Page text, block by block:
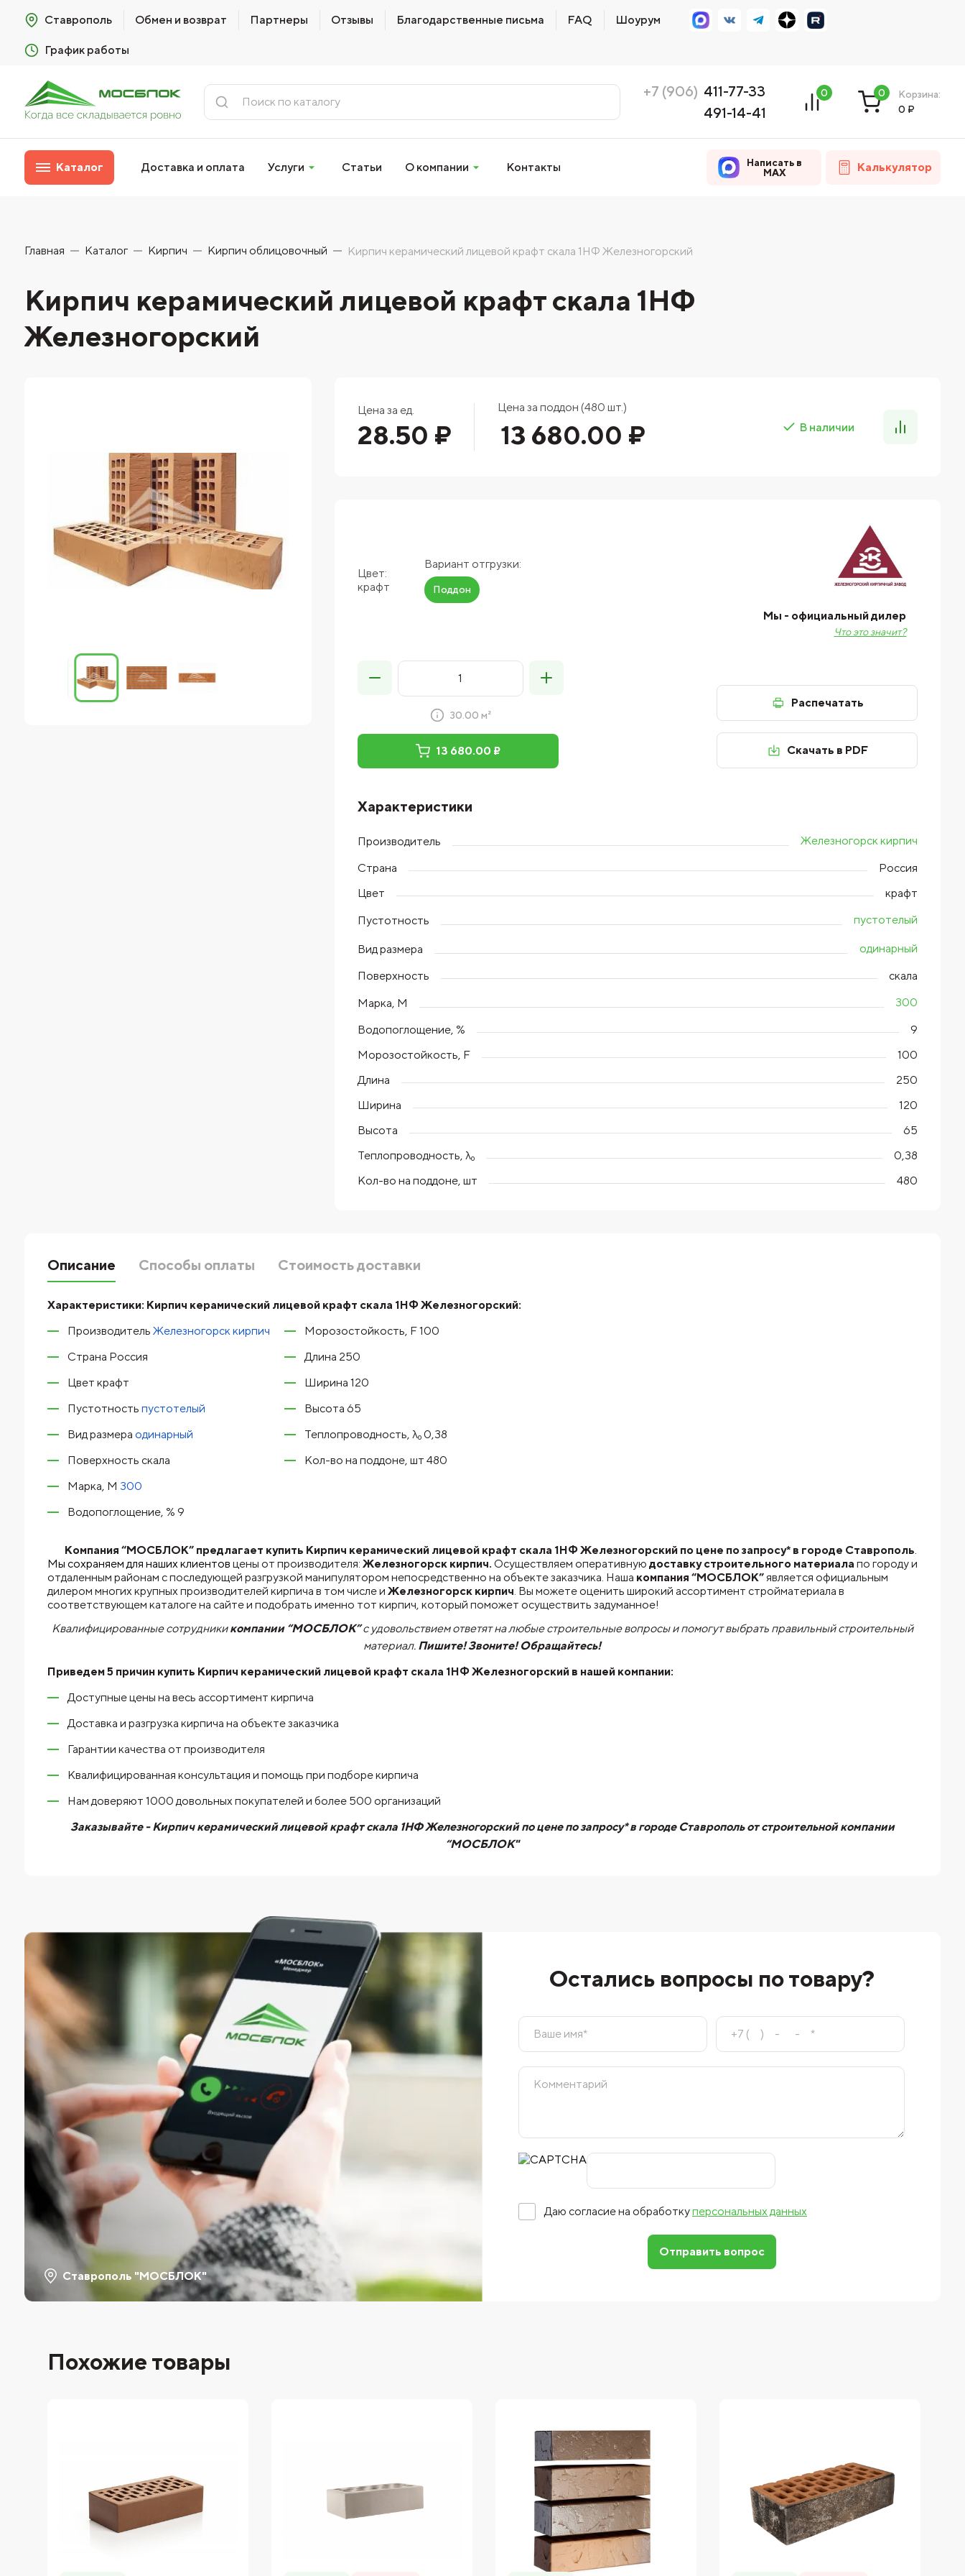
Ставрополь Обмен и возврат Партнеры Отзывы Благодарственные письма FAQ Шоурум
График работы
+7 (906) 411-77-33
491-14-41
0 0
Корзина:
0 ₽
Каталог Доставка и оплата Услуги Статьи О компании Контакты
Написать в
MAX
Калькулятор
Главная Каталог Кирпич Кирпич облицовочный Кирпич керамический лицевой крафт скала 1НФ Железногорский
Кирпич керамический лицевой крафт скала 1НФ
Железногорский
Цена за ед.
28.50 ₽
Цена за поддон (480 шт.)
13 680.00 ₽ В наличии
Цвет:
крафт
Вариант отгрузки:
Поддон
Мы - официальный дилер
Что это значит?
30.00 м²
13 680.00 ₽
Распечатать
Скачать в PDF
Характеристики
Производитель
Железногорск кирпич
Страна
Россия
Цвет
крафт
Пустотность
пустотелый
Вид размера
одинарный
Поверхность
скала
Марка, М
300
Водопоглощение, %
9
Морозостойкость, F
100
Длина
250
Ширина
120
Высота
65
Теплопроводность, λ₀
0,38
Кол-во на поддоне, шт
480
Описание Способы оплаты Стоимость доставки
Характеристики: Кирпич керамический лицевой крафт скала 1НФ Железногорский:
Производитель Железногорск кирпич
Страна Россия
Цвет крафт
Пустотность пустотелый
Вид размера одинарный
Поверхность скала
Марка, М 300
Водопоглощение, % 9
Морозостойкость, F 100
Длина 250
Ширина 120
Высота 65
Теплопроводность, λ₀ 0,38
Кол-во на поддоне, шт 480
Компания “МОСБЛОК” предлагает купить Кирпич керамический лицевой крафт скала 1НФ Железногорский по цене по запросу* в городе Ставрополь.
Мы сохраняем для наших клиентов цены от производителя: Железногорск кирпич. Осуществляем оперативную доставку строительного материала по городу и
отдаленным районам с последующей разгрузкой манипулятором непосредственно на объекте заказчика. Наша компания “МОСБЛОК”является официальным
дилером многих крупных производителей кирпича в том числе и Железногорск кирпич. Вы можете оценить широкий ассортимент стройматериала в
соответствующем каталоге на сайте и подобрать именно тот кирпич, который поможет осуществить задуманное!
Квалифицированные сотрудникикомпании “МОСБЛОК”с удовольствием ответят на любые строительные вопросы и помогут выбрать правильный строительный
материал. Пишите! Звоните! Обращайтесь!
Приведем 5 причин купить Кирпич керамический лицевой крафт скала 1НФ Железногорский в нашей компании:
Доступные цены на весь ассортимент кирпича
Доставка и разгрузка кирпича на объекте заказчика
Гарантии качества от производителя
Квалифицированная консультация и помощь при подборе кирпича
Нам доверяют 1000 довольных покупателей и более 500 организаций
Заказывайте - Кирпич керамический лицевой крафт скала 1НФ Железногорский по цене по запросу* в городе Ставрополь от строительной компании
“МОСБЛОК"
Ставрополь "МОСБЛОК"
Остались вопросы по товару?
Даю согласие на обработкуперсональных данных
Отправить вопрос
Похожие товары